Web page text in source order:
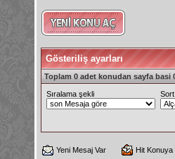
Gösteriliş ayarları
Toplam 0 adet konudan sayfa
Sıralama şekli
Yeni Mesaj Var
Hit Konuya